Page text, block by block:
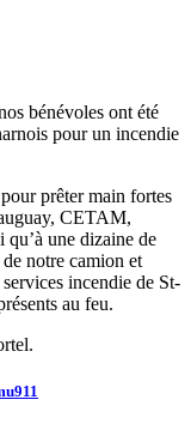
bénévoles ont été
pour un incendie
prêter main fortes
CETAM,
une dizaine de
notre camion et
incendie de St-
au feu.